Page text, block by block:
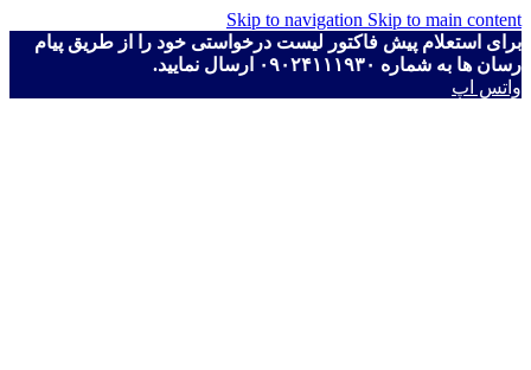
Skip to navigation Skip to main content
برای استعلام پیش فاکتور لیست درخواستی خود را از طریق پیام
رسان ها به شماره ۰۹۰۲۴۱۱۱۹۳۰ ارسال نمایید.
واتس اپ